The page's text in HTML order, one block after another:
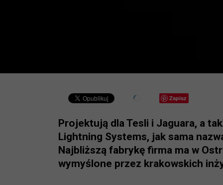
Zapisz
Projektują dla Tesli i Jaguara, a
Lightning Systems, jak sama
Najbliższą fabrykę firma ma w
wymyślone przez krakowskich